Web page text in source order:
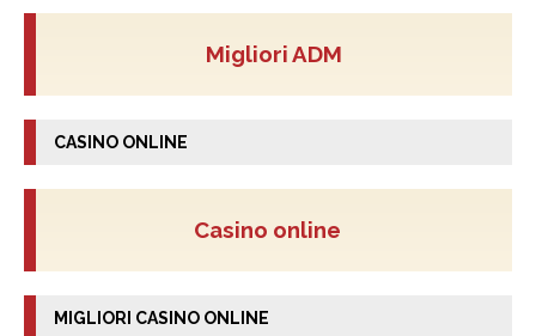
Migliori ADM
CASINO ONLINE
Casino online
MIGLIORI CASINO ONLINE